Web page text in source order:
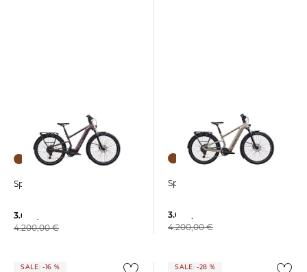
3.660,15 €
4.200,00 €
3.660,15 €
4.200,00 €
SALE: -16 % SALE: -28 %